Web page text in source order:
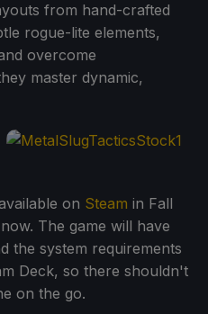
from hand-crafted
rogue-lite elements,
overcome
master dynamic,
on Steam in Fall
The game will have
the system requirements
Deck, so there shouldn't
on the go.